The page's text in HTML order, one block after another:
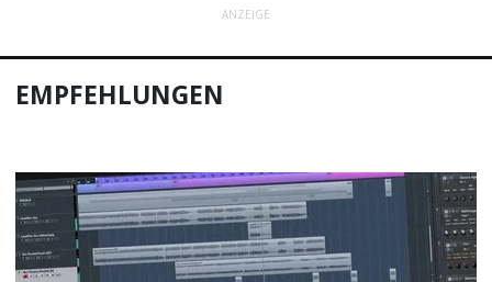
ANZEIGE
EMPFEHLUNGEN